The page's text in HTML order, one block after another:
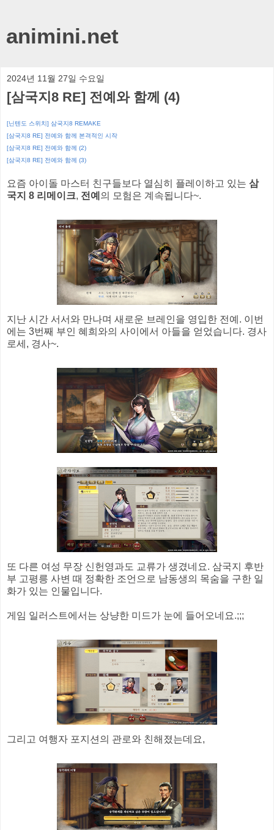
animini.net
2024년 11월 27일 수요일
[삼국지8 RE] 전예와 함께 (4)
[닌텐도 스위치] 삼국지8 REMAKE
[삼국지8 RE] 전예와 함께 본격적인 시작
[삼국지8 RE] 전예와 함께 (2)
[삼국지8 RE] 전예와 함께 (3)
요즘 아이돌 마스터 친구들보다 열심히 플레이하고 있는 삼
국지 8 리메이크, 전예 의 모험은 계속됩니다~.
지난 시간 서서와 만나며 새로운 브레인을 영입한 전예. 이번
에는 3번째 부인 혜희와의 사이에서 아들을 얻었습니다. 경사
로세, 경사~.
또 다른 여성 무장 신헌영과도 교류가 생겼네요. 삼국지 후반
부 고평릉 사변 때 정확한 조언으로 남동생의 목숨을 구한 일
화가 있는 인물입니다.
게임 일러스트에서는 상냥한 미드가 눈에 들어오네요.;;;
그리고 여행자 포지션의 관로와 친해졌는데요,